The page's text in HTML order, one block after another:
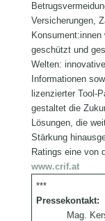
Versicherungen,
geschützt und
Welten:
Informationen
lizenzierter Tool-
gestaltet die
Lösungen, die
Stärkung
Ratings eine von
www.crif.at
***
Mag.